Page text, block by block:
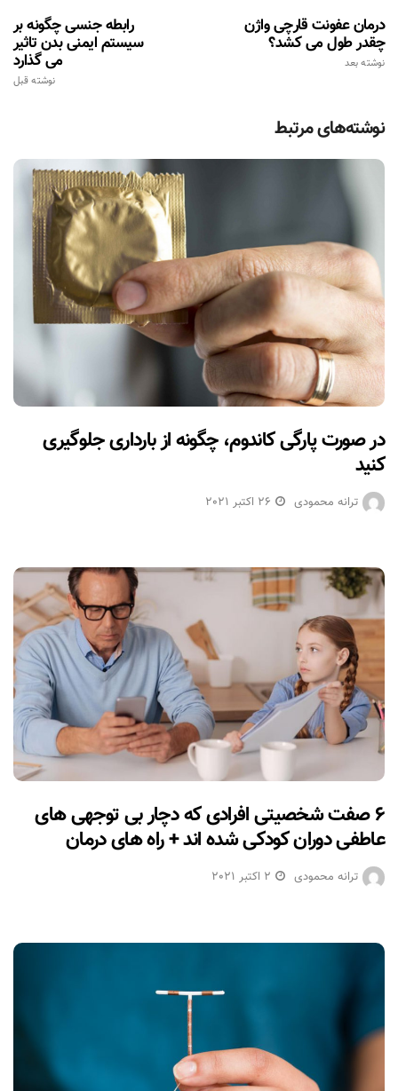
رابطه جنسی چگونه بر
سیستم ایمنی بدن تاثیر
می گذارد
نوشته قبل
درمان عفونت قارچی واژن
چقدر طول می کشد؟
نوشته بعد
نوشته‌های مرتبط
در صورت پارگی کاندوم، چگونه از بارداری جلوگیری
کنید
ترانه محمودی 26 اکتبر 2021
۶ صفت شخصیتی افرادی که دچار بی توجهی های
عاطفی دوران کودکی شده اند + راه های درمان
ترانه محمودی 2 اکتبر 2021